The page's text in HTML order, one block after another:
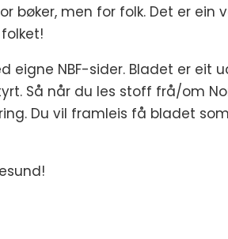
bøker, men for folk. Det er
eigne NBF-sider. Bladet er eit
Så når du les stoff frå/om
Du vil framleis få bladet